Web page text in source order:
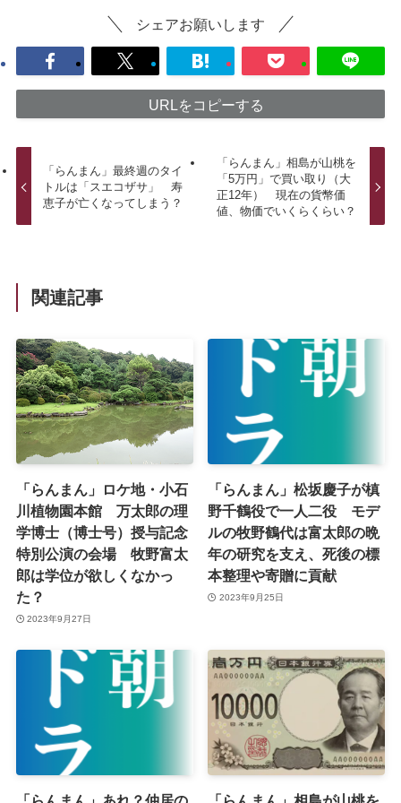
シェアお願いします
URLをコピーする
「らんまん」最終週のタイ
トルは「スエコザサ」 寿
恵子が亡くなってしまう？
「らんまん」相島が山桃を
「5万円」で買い取り（大
正12年） 現在の貨幣価
値、物価でいくらくらい？
関連記事
「らんまん」ロケ地・小石
川植物園本館 万太郎の理
学博士（博士号）授与記念
特別公演の会場 牧野富太
郎は学位が欲しくなかっ
た？
2023年9月27日
「らんまん」松坂慶子が槙
野千鶴役で一人二役 モデ
ルの牧野鶴代は富太郎の晩
年の研究を支え、死後の標
本整理や寄贈に貢献
2023年9月25日